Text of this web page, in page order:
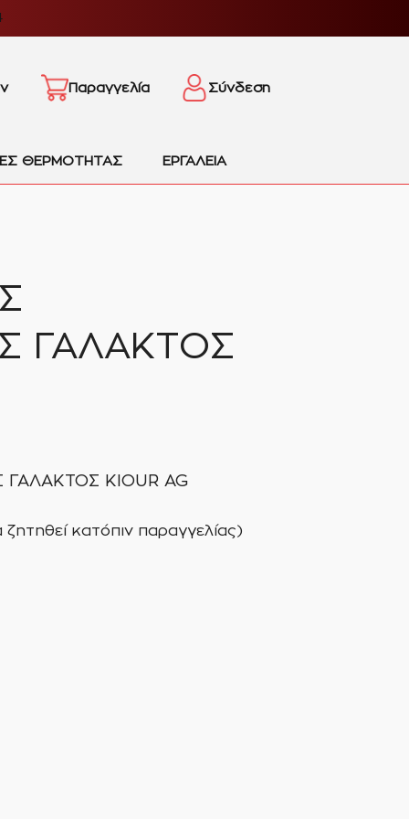
Παραγγελία Σύνδεση
ΘΕΡΜΟΤΗΤΑΣ ΕΡΓΑΛΕΙΑ
ΓΑΛΑΚΤΟΣ
KIOUR AG
κατόπιν παραγγελίας)